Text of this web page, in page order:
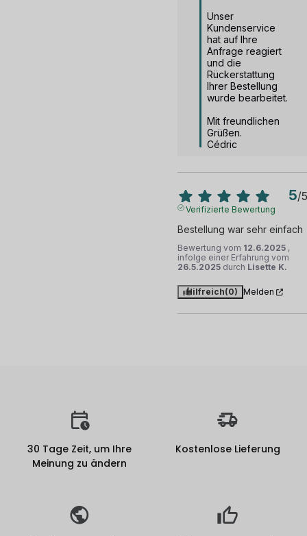
Unser
Kundenservice
hat auf Ihre
Anfrage reagiert
und die
Rückerstattung
Ihrer Bestellung
wurde bearbeitet.
Mit freundlichen
Grüßen.
Cédric
5/5
Verifizierte Bewertung
Bestellung war sehr einfach
Bewertung vom 12.6.2025 ,
infolge einer Erfahrung vom
26.5.2025 durch Lisette K.
Hilfreich(0) Melden
30 Tage Zeit, um Ihre
Meinung zu ändern
Kostenlose Lieferung